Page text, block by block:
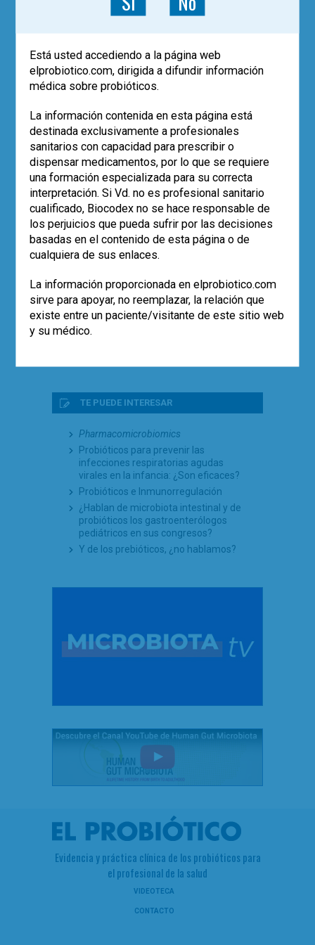
algunos ensayos relacionados con el
Leer más
COVID-19 ,eje intestino-pulmón,
probioticos,SARS-CoV-2
POST RECIENTES
Los datos de vida real confirman el
papel de Saccharomyces boulardii
CNCM I-745 en la erradicación de
pylori
Eco-solidaridad para superar la
adversidad
El uso de probióticos aumenta, pero…
Empleo de la cepaSaccharomyces
boulardii CNCM I-745 en la prevención
de la diarrea asociada a antibióticos
TE PUEDE INTERESAR
Pharmacomicrobiomics
Probióticos para prevenir las
infecciones respiratorias agudas
virales en la infancia: ¿Son eficaces?
Probióticos e Inmunorregulación
¿Hablan de microbiota intestinal y de
probióticos los gastroenterólogos
pediátricos en sus congresos?
Y de los prebióticos, ¿no hablamos?
Evidencia y práctica clínica de los probióticos para
el profesional de la salud
VIDEOTECA
CONTACTO
Está usted accediendo a la página web
elprobiotico.com, dirigida a difundir información
médica sobre probióticos.
La información contenida en esta página está
destinada exclusivamente a profesionales
sanitarios con capacidad para prescribir o
dispensar medicamentos, por lo que se requiere
una formación especializada para su correcta
interpretación. Si Vd. no es profesional sanitario
cualificado, Biocodex no se hace responsable de
los perjuicios que pueda sufrir por las decisiones
basadas en el contenido de esta página o de
cualquiera de sus enlaces.
La información proporcionada en elprobiotico.com
sirve para apoyar, no reemplazar, la relación que
existe entre un paciente/visitante de este sitio web
y su médico.